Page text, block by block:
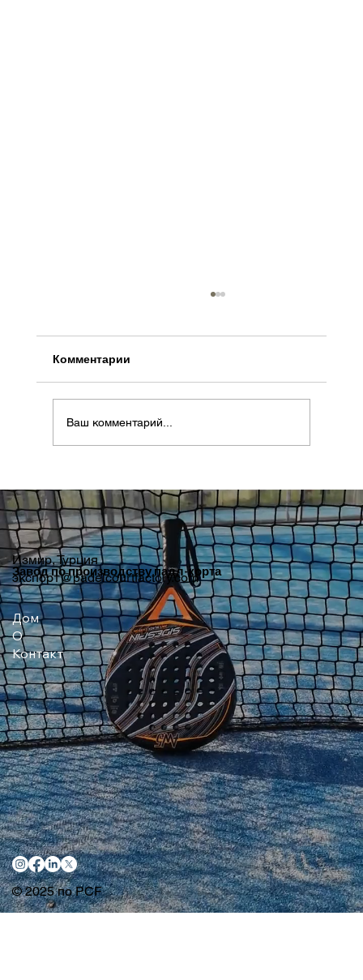
следующим престижным местом для
игры в падел в Центральной Европе
Комментарии
Ваш комментарий...
Измир, Турция
экспорт@padelcourtfactory.com
Завод по производству падл-корта
Дом
О
Контакт
© 2025 по PCF